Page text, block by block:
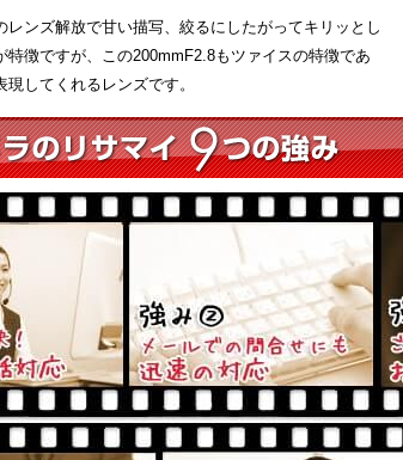
レンズ解放で甘い描写、絞るにしたがってキリッとし
特徴ですが、この200mmF2.8もツァイスの特徴であ
現してくれるレンズです。